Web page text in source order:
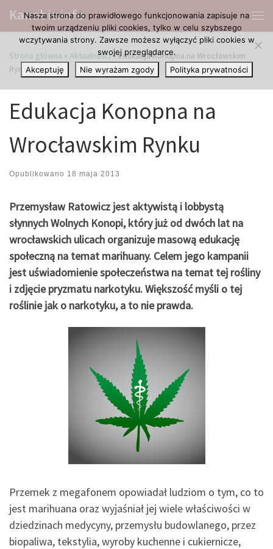
Przejdź do treści
Kanabis.info
Strona główna » Aktualności»Edukacja Konopna na Wrocławskim
Rynku
Edukacja Konopna na
Wrocławskim Rynku
Opublikowano 18 maja 2013
Przemysław Ratowicz jest aktywistą i lobbystą
słynnych Wolnych Konopi, który już od dwóch lat na
wrocławskich ulicach organizuje masową edukację
społeczną na temat marihuany. Celem jego kampanii
jest uświadomienie społeczeństwa na temat tej rośliny
i zdjęcie pryzmatu narkotyku. Większość myśli o tej
roślinie jak o narkotyku, a to nie prawda.
Przemek z megafonem opowiadał ludziom o tym, co to
jest marihuana oraz wyjaśniał jej wiele właściwości w
dziedzinach medycyny, przemysłu budowlanego, przez
biopaliwa, tekstylia, wyroby kuchenne i cukiernicze,
Nasza strona do prawidłowego funkcjonowania zapisuje na
twoim urządzeniu pliki cookies, tylko w celu szybszego
wczytywania strony. Zawsze możesz wyłączyć pliki cookies w
swojej przeglądarce.
Akceptuję
Nie wyrażam zgody Polityka prywatności